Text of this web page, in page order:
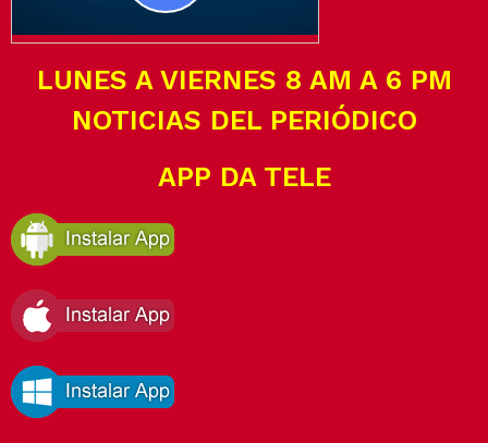
LUNES A VIERNES 8 AM A 6 PM
NOTICIAS DEL PERIÓDICO
APP DA TELE